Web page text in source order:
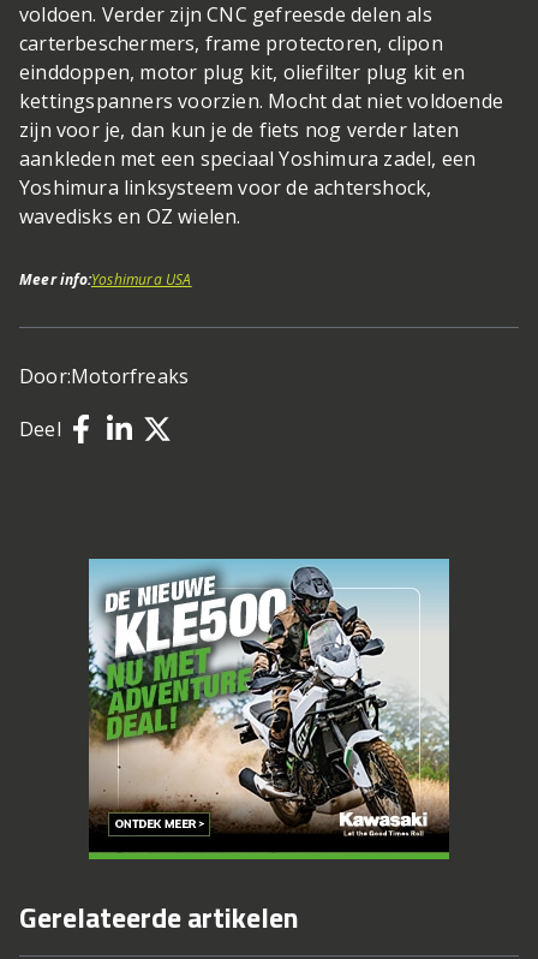
voldoen. Verder zijn CNC gefreesde delen als
carterbeschermers, frame protectoren, clipon
einddoppen, motor plug kit, oliefilter plug kit en
kettingspanners voorzien. Mocht dat niet voldoende
zijn voor je, dan kun je de fiets nog verder laten
aankleden met een speciaal Yoshimura zadel, een
Yoshimura linksysteem voor de achtershock,
wavedisks en OZ wielen.
Meer info:Yoshimura USA
Door:Motorfreaks
Deel
Gerelateerde artikelen